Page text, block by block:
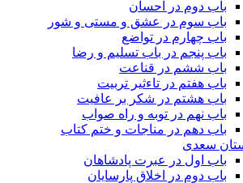
باب دوم در احسان
باب سوم در عشق و مستی و شور
باب چهارم در تواضع
باب پنجم در باب تسلیم و رضا
باب ششم در قناعت
باب هفتم در تاءثیر تربیت
باب هشتم در شکر بر عافیت
باب نهم در توبه و راه صواب
باب دهم در مناجات و ختم کتاب
سعدی
باب اول در عبرت پادشاهان
باب دوم در اخلاق پارسایان